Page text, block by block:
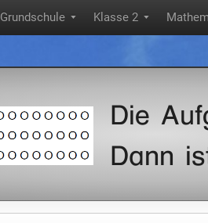
Grundschule ▼ Klasse 2 ▼
Die
Dann